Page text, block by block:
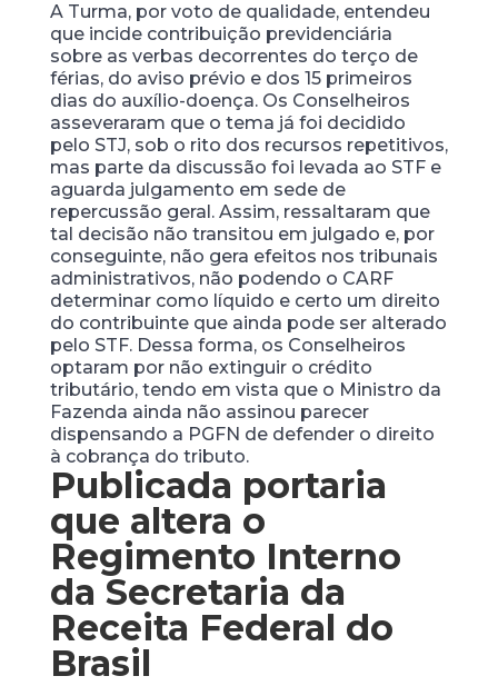
A Turma, por voto de qualidade, entendeu
que incide contribuição previdenciária
sobre as verbas decorrentes do terço de
férias, do aviso prévio e dos 15 primeiros
dias do auxílio-doença. Os Conselheiros
asseveraram que o tema já foi decidido
pelo STJ, sob o rito dos recursos repetitivos,
mas parte da discussão foi levada ao STF e
aguarda julgamento em sede de
repercussão geral. Assim, ressaltaram que
tal decisão não transitou em julgado e, por
conseguinte, não gera efeitos nos tribunais
administrativos, não podendo o CARF
determinar como líquido e certo um direito
do contribuinte que ainda pode ser alterado
pelo STF. Dessa forma, os Conselheiros
optaram por não extinguir o crédito
tributário, tendo em vista que o Ministro da
Fazenda ainda não assinou parecer
dispensando a PGFN de defender o direito
à cobrança do tributo.
Publicada portaria
que altera o
Regimento Interno
da Secretaria da
Receita Federal do
Brasil